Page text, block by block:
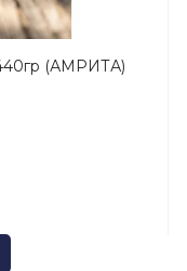
(АМРИТА)